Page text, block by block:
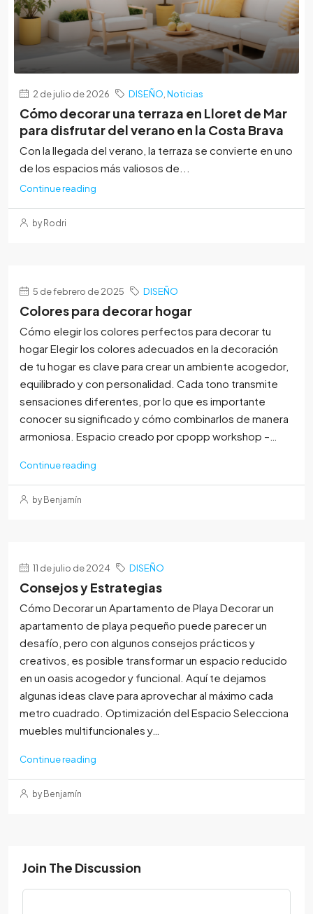
2 de julio de 2026 DISEÑO Noticias
Cómo decorar una terraza en Lloret de Mar
para disfrutar del verano en la Costa Brava
Con la llegada del verano, la terraza se convierte en uno
de los espacios más valiosos de...
Continue reading
by Rodri
5 de febrero de 2025 DISEÑO
Colores para decorar hogar
Cómo elegir los colores perfectos para decorar tu
hogar Elegir los colores adecuados en la decoración
de tu hogar es clave para crear un ambiente acogedor,
equilibrado y con personalidad. Cada tono transmite
sensaciones diferentes, por lo que es importante
conocer su significado y cómo combinarlos de manera
armoniosa. Espacio creado por cpopp workshop –…
Continue reading
by Benjamín
11 de julio de 2024 DISEÑO
Consejos y Estrategias
Cómo Decorar un Apartamento de Playa Decorar un
apartamento de playa pequeño puede parecer un
desafío, pero con algunos consejos prácticos y
creativos, es posible transformar un espacio reducido
en un oasis acogedor y funcional. Aquí te dejamos
algunas ideas clave para aprovechar al máximo cada
metro cuadrado. Optimización del Espacio Selecciona
muebles multifuncionales y…
Continue reading
by Benjamín
Join The Discussion